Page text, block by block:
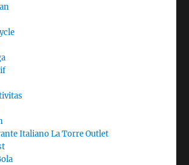
Italiano La Torre Outlet